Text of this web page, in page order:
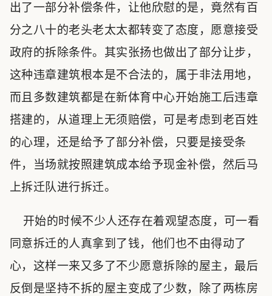
出了一部分补偿条件，让他欣慰的是，竟然有百
分之八十的老头老太太都转变了态度，愿意接受
政府的拆除条件。其实张扬也做出了部分让步，
这种违章建筑根本是不合法的，属于非法用地，
而且多数建筑都是在新体育中心开始施工后违章
搭建的，从道理上无须赔偿，可是考虑到老百姓
的心理，还是给予了部分补偿，只要是接受条
件，当场就按照建筑成本给予现金补偿，然后马
上拆迁队进行拆迁。
开始的时候不少人还存在着观望态度，可一看
同意拆迁的人真拿到了钱，他们也不由得动了
心，这样一来又多了不少愿意拆除的屋主，最后
反倒是坚持不拆的屋主变成了少数，除了两栋房